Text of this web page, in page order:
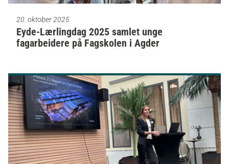
20. oktober 2025
Eyde-Lærlingdag 2025 samlet unge
fagarbeidere på Fagskolen i Agder